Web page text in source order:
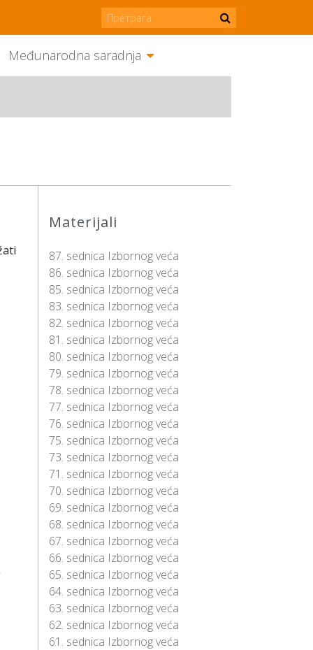
Međunarodna saradnja
Materijali
87. sednica Izbornog veća
86. sednica Izbornog veća
85. sednica Izbornog veća
83. sednica Izbornog veća
82. sednica Izbornog veća
81. sednica Izbornog veća
80. sednica Izbornog veća
79. sednica Izbornog veća
78. sednica Izbornog veća
77. sednica Izbornog veća
76. sednica Izbornog veća
75. sednica Izbornog veća
73. sednica Izbornog veća
71. sednica Izbornog veća
70. sednica Izbornog veća
69. sednica Izbornog veća
68. sednica Izbornog veća
67. sednica Izbornog veća
66. sednica Izbornog veća
65. sednica Izbornog veća
64. sednica Izbornog veća
63. sednica Izbornog veća
62. sednica Izbornog veća
61. sednica Izbornog veća